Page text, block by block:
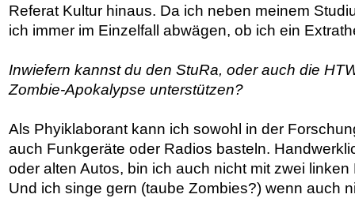
Referat Kultur hinaus. Da ich neben meinem
ich immer im Einzelfall abwägen, ob ich ein
Inwiefern kannst du den StuRa, oder auch die
Zombie-Apokalypse unterstützen?
Als Phyiklaborant kann ich sowohl in der
auch Funkgeräte oder Radios basteln.
oder alten Autos, bin ich auch nicht mit zwei
Und ich singe gern (taube Zombies?) wenn auch